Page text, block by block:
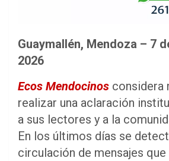
Guaymallén, Mendoza – 7
2026
Ecos Mendocinos considera
realizar una aclaración
a sus lectores y a la
En los últimos días se
circulación de mensajes